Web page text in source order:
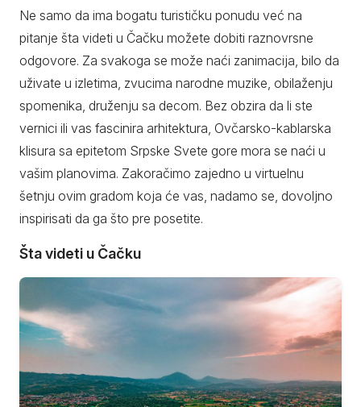
Ne samo da ima bogatu turističku ponudu već na
pitanje šta videti u Čačku možete dobiti raznovrsne
odgovore. Za svakoga se može naći zanimacija, bilo da
uživate u izletima, zvucima narodne muzike, obilaženju
spomenika, druženju sa decom. Bez obzira da li ste
vernici ili vas fascinira arhitektura, Ovčarsko-kablarska
klisura sa epitetom Srpske Svete gore mora se naći u
vašim planovima. Zakoračimo zajedno u virtuelnu
šetnju ovim gradom koja će vas, nadamo se, dovoljno
inspirisati da ga što pre posetite.
Šta videti u Čačku